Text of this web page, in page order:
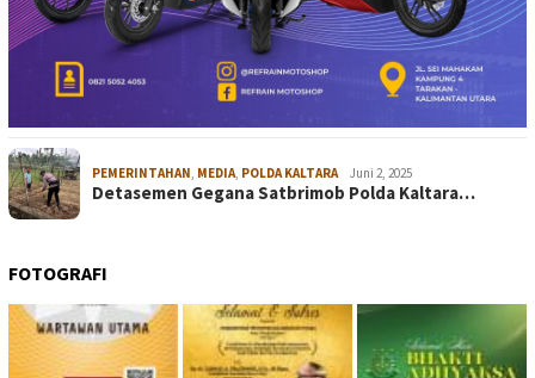
PEMERINTAHAN, MEDIA, POLDA KALTARA Juni 2, 2025
Detasemen Gegana Satbrimob Polda Kaltara…
FOTOGRAFI